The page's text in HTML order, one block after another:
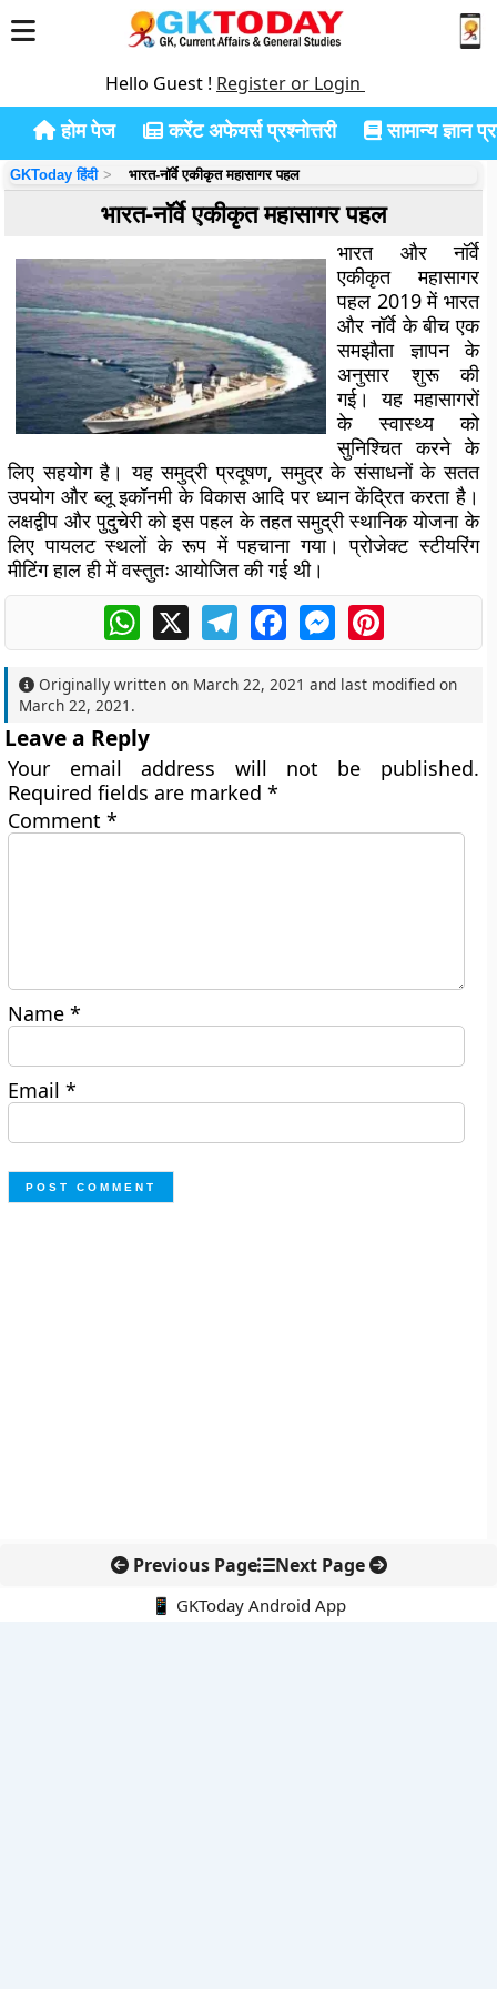
Hello Guest ! Register or Login
होम पेज करेंट अफेयर्स प्रश्नोत्तरी सामान्य ज्ञान
GKToday हिंदी भारत-नॉर्वे एकीकृत महासागर पहल
भारत-नॉर्वे एकीकृत महासागर पहल
भारत और नॉर्वे
एकीकृत महासागर
पहल 2019 में भारत
और नॉर्वे के बीच एक
समझौता ज्ञापन के
अनुसार शुरू की
गई। यह महासागरों
के स्वास्थ्य को
सुनिश्चित करने के
लिए सहयोग है। यह समुद्री प्रदूषण, समुद्र के संसाधनों के सतत
उपयोग और ब्लू इकॉनमी के विकास आदि पर ध्यान केंद्रित करता है।
लक्षद्वीप और पुदुचेरी को इस पहल के तहत समुद्री स्थानिक योजना के
लिए पायलट स्थलों के रूप में पहचाना गया। प्रोजेक्ट स्टीयरिंग
मीटिंग हाल ही में वस्तुतः आयोजित की गई थी।
WhatsApp
X TelegramFacebookMessengerPinterest
Originally written on March 22, 2021 and last modified on
March 22, 2021 .
Leave a Reply
Your email address will not be published.
Required fields are marked*
Comment*
Name*
Email*
Previous Page Next Page
📱 GKToday Android App